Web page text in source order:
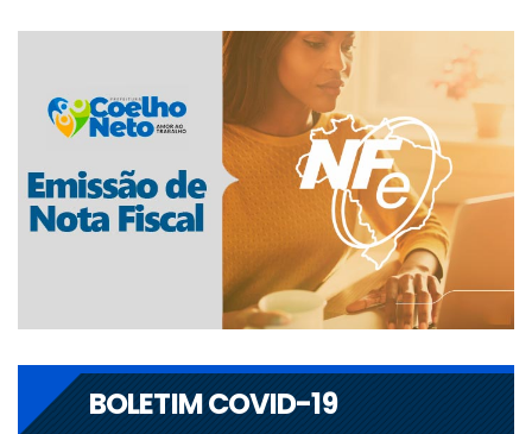
BOLETIM COVID-19